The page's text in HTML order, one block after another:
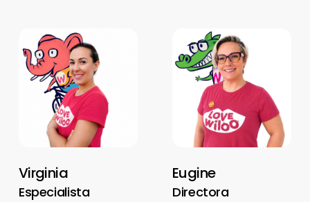
Virginia
Especialista
Eugine
Directora